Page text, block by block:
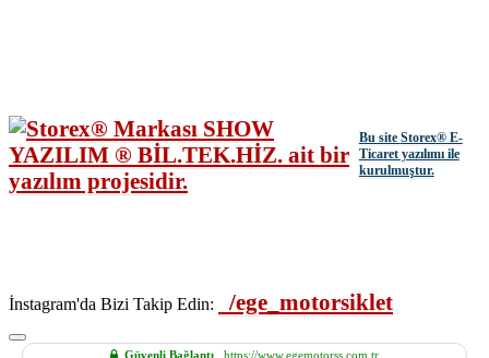
Bu site Storex® E-
Ticaret yazılımı ile
kurulmuştur.
İnstagram'da Bizi Takip Edin: /ege_motorsiklet
Güvenli Bağlantı https://www.egemotorss.com.tr